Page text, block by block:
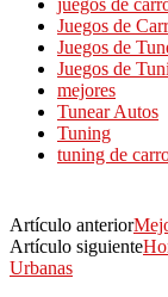
Juegos de
Juegos de
Juegos de
mejores
Tunear Autos
Tuning
tuning de
Artículo anterior
Artículo siguiente
Urbanas